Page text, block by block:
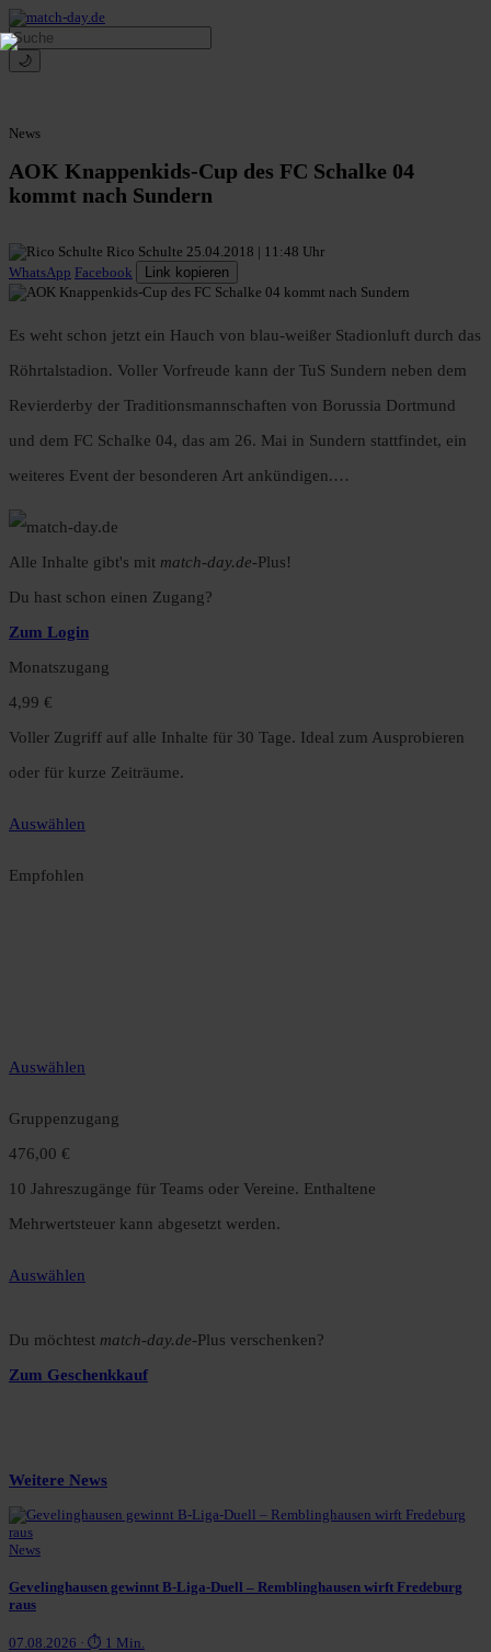
🌙
News
AOK Knappenkids-Cup des FC Schalke 04
kommt nach Sundern
Rico Schulte 25.04.2018 | 11:48 Uhr
WhatsApp Facebook Link kopieren
Es weht schon jetzt ein Hauch von blau-weißer Stadionluft durch das
Röhrtalstadion. Voller Vorfreude kann der TuS Sundern neben dem
Revierderby der Traditionsmannschaften von Borussia Dortmund
und dem FC Schalke 04, das am 26. Mai in Sundern stattfindet, ein
weiteres Event der besonderen Art ankündigen.…
Alle Inhalte gibt's mit match-day.de-Plus!
Du hast schon einen Zugang?
Zum Login
Monatszugang
4,99 €
Voller Zugriff auf alle Inhalte für 30 Tage. Ideal zum Ausprobieren
oder für kurze Zeiträume.
Auswählen
Empfohlen
Auswählen
Gruppenzugang
476,00 €
10 Jahreszugänge für Teams oder Vereine. Enthaltene
Mehrwertsteuer kann abgesetzt werden.
Auswählen
Du möchtest match-day.de-Plus verschenken?
Zum Geschenkkauf
Weitere News
News
Gevelinghausen gewinnt B-Liga-Duell – Remblinghausen wirft Fredeburg
raus
07.08.2026 · ⏱ 1 Min.